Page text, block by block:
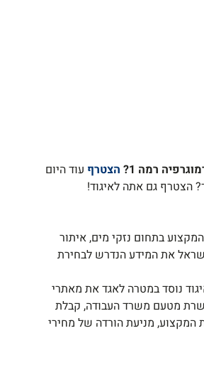
רמה 1?
הצטרף עוד היום
הצטרף גם אתה לאיגוד!
בתחום נזקי מים, איתור
את המידע הנדרש לבחירת
נוסד במטרה לאגד את מאתרי
מטעם משרד העבודה, קבלת
מניעת הורדה של מחירי